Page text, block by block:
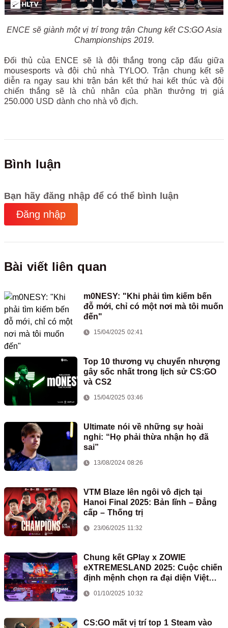
ENCE sẽ giành một vị trí trong trận Chung kết CS:GO Asia
Championships 2019.
Đối thủ của ENCE sẽ là đội thắng trong cặp đấu giữa
mousesports và đội chủ nhà TYLOO. Trận chung kết sẽ
diễn ra ngay sau khi trận bán kết thứ hai kết thúc và đội
chiến thắng sẽ là chủ nhân của phần thưởng trị giá
250.000 USD dành cho nhà vô địch.
Bình luận
Bạn hãy đăng nhập để có thể bình luận
Đăng nhập
Bài viết liên quan
m0NESY: "Khi phải tìm kiếm bến
đỗ mới, chỉ có một nơi mà tôi muốn
đến"
15/04/2025 02:41
Top 10 thương vụ chuyển nhượng
gây sốc nhất trong lịch sử CS:GO
và CS2
15/04/2025 03:46
Ultimate nói về những sự hoài
nghi: “Họ phải thừa nhận họ đã
sai”
13/08/2024 08:26
VTM Blaze lên ngôi vô địch tại
Hanoi Final 2025: Bản lĩnh – Đẳng
cấp – Thống trị
23/06/2025 11:32
Chung kết GPlay x ZOWIE
eXTREMESLAND 2025: Cuộc chiến
định mệnh chọn ra đại diện Việt
01/10/2025 10:32
CS:GO mất vị trí top 1 Steam vào